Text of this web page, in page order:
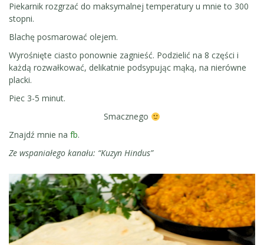
Piekarnik rozgrzać do maksymalnej temperatury u mnie to 300
stopni.
Blachę posmarować olejem.
Wyrośnięte ciasto ponownie zagnieść. Podzielić na 8 części i
każdą rozwałkować, delikatnie podsypując mąką, na nierówne
placki.
Piec 3-5 minut.
Smacznego
Znajdź mnie na fb.
Ze wspaniałego kanału: “Kuzyn Hindus”